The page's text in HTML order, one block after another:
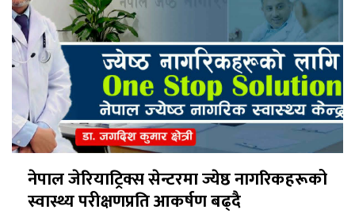
नेपाल जेरियाट्रिक्स सेन्टरमा ज्येष्ठ नागरिकहरूको
स्वास्थ्य परीक्षणप्रति आकर्षण बढ्दै